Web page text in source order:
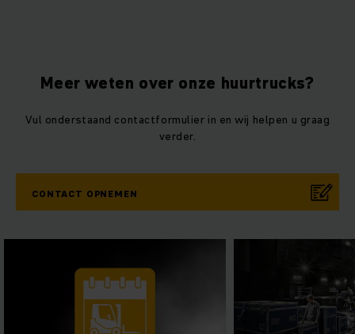
Meer weten over onze huurtrucks?
Vul onderstaand contactformulier in en wij helpen u graag
verder.
CONTACT OPNEMEN